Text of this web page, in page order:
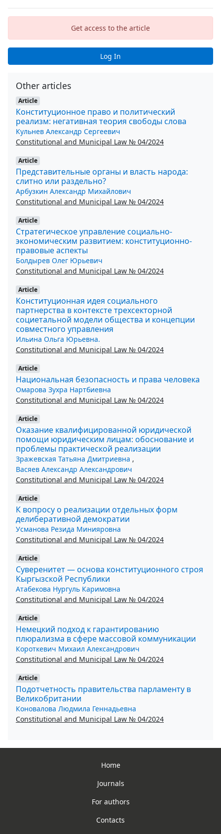
Get access to the article
Log In
Other articles
Article
Конституционное право и политический
реализм: негативная теория свободы слова
Кульнев Александр Сергеевич
Constitutional and Municipal Law № 04/2024
Article
Представительные органы и власть народа:
слитно или раздельно?
Арбузкин Александр Михайлович
Constitutional and Municipal Law № 04/2024
Article
Стратегическое управление социально-
экономическим развитием: конституционно-
правовые аспекты
Болдырев Олег Юрьевич
Constitutional and Municipal Law № 04/2024
Article
Конституционная идея социального
партнерства в контексте трехсекторной
социетальной модели общества и концепции
совместного управления
Ильина Ольга Юрьевна.
Constitutional and Municipal Law № 04/2024
Article
Национальная безопасность и права человека
Омарова Зухра Нартбиевна
Constitutional and Municipal Law № 04/2024
Article
Оказание квалифицированной юридической
помощи юридическим лицам: обоснование и
проблемы практической реализации
Зражевская Татьяна Дмитриевна ,
Васяев Александр Александрович
Constitutional and Municipal Law № 04/2024
Article
К вопросу о реализации отдельных форм
делиберативной демократии
Усманова Резида Минияровна
Constitutional and Municipal Law № 04/2024
Article
Суверенитет — основа конституционного строя
Кыргызской Республики
Атабекова Нургуль Каримовна
Constitutional and Municipal Law № 04/2024
Article
Немецкий подход к гарантированию
плюрализма в сфере массовой коммуникации
Короткевич Михаил Александрович
Constitutional and Municipal Law № 04/2024
Article
Подотчетность правительства парламенту в
Великобритании
Коновалова Людмила Геннадьевна
Constitutional and Municipal Law № 04/2024
Home
Journals
For authors
Contacts